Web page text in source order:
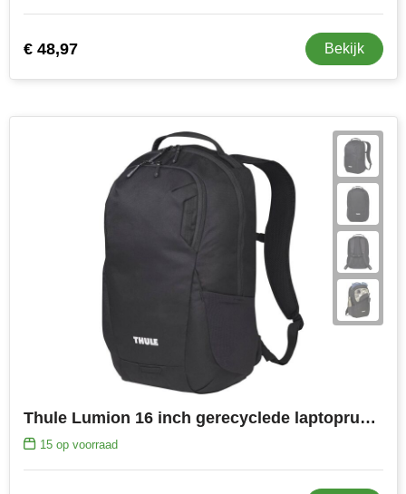
€ 48,97 Bekijk
Thule Lumion 16 inch gerecyclede laptoprugzak 21L
15op voorraad